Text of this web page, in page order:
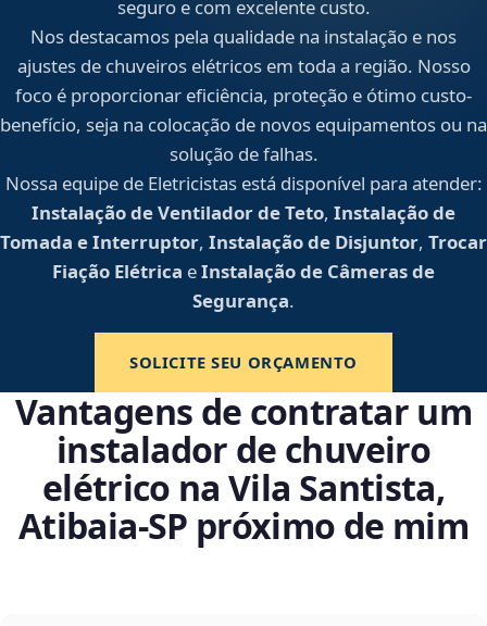
seguro e com excelente custo.
Nos destacamos pela qualidade na instalação e nos
ajustes de chuveiros elétricos em toda a região. Nosso
foco é proporcionar eficiência, proteção e ótimo custo-
benefício, seja na colocação de novos equipamentos ou na
solução de falhas.
Nossa equipe de Eletricistas está disponível para atender:
Instalação de Ventilador de Teto, Instalação de
Tomada e Interruptor, Instalação de Disjuntor, Trocar
Fiação Elétrica eInstalação de Câmeras de
Segurança.
SOLICITE SEU ORÇAMENTO
Vantagens de contratar um
instalador de chuveiro
elétrico na Vila Santista,
Atibaia‑SP próximo de mim